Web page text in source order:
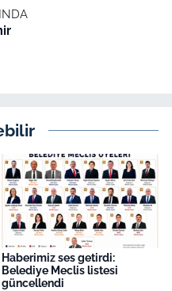
Haberimiz ses getirdi:
Belediye Meclis listesi
güncellendi